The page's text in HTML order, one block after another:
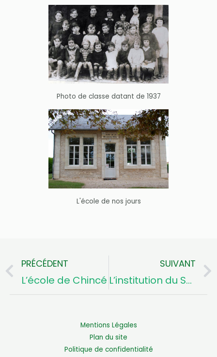
Photo de classe datant de 1937
L'école de nos jours
Précédent
PRÉCÉDENT
L’école de Chincé
SUIVANT
L’institution du Sacré Coeur
Mentions Légales
Plan du site
Politique de confidentialité